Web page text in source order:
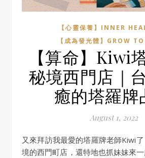
【心靈保養】INNER
【成為發光體】GROW
【算命】Kiwi
秘境西門店｜
癒的塔羅牌
August 1, 2022
又來拜訪我最愛的塔羅牌老師Kiwi了！這次選在森野秘
境的西門町店，還特地也抓妹妹來